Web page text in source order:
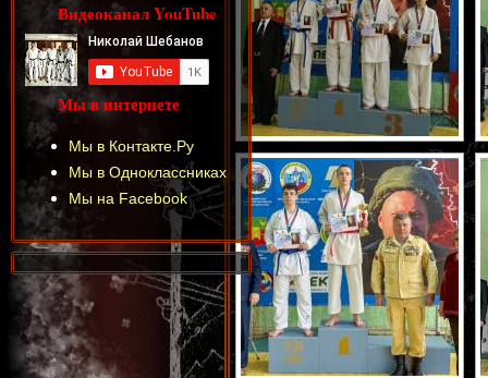
Видеоканал YouTube
Мы в интернете
Мы в Контакте.Ру
Мы в Одноклассниках
Мы на Facebook